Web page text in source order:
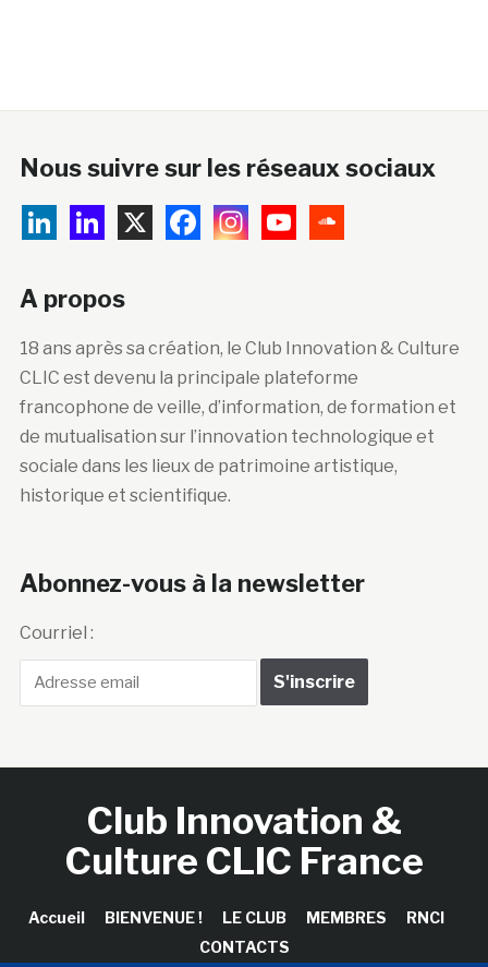
Nous suivre sur les réseaux sociaux
A propos
18 ans après sa création, le Club Innovation & Culture
CLIC est devenu la principale plateforme
francophone de veille, d’information, de formation et
de mutualisation sur l’innovation technologique et
sociale dans les lieux de patrimoine artistique,
historique et scientifique.
Abonnez-vous à la newsletter
Courriel :
Club Innovation &
Culture CLIC France
Accueil BIENVENUE ! LE CLUB MEMBRES
RNCI
CONTACTS